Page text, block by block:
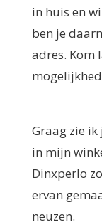
in huis en
ben je
adres. Kom
Graag zie
in mijn
Dinxperlo
ervan
neuzen.